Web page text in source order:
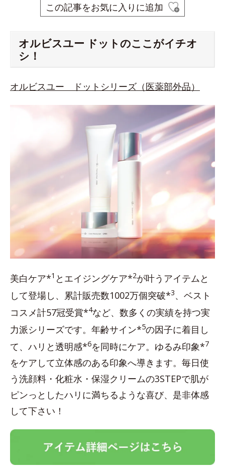
この記事をお気に入りに追加
オルビスユー ドットのここがイチオ
シ！
オルビスユー ドットシリーズ（医薬部外品）
美白ケア*1 とエイジングケア*2が叶うアイテムと
して登場し、累計販売数1002万個突破*3、ベスト
コスメ計57冠受賞*4など、数多くの実績を持つ実
力派シリーズです。年齢サイン*5の因子に着目し
て、ハリと透明感*6を同時にケア。ゆるみ印象*7
をケアして立体感のある印象へ導きます。毎日使
う洗顔料・化粧水・保湿クリームの3STEPで肌が
ピンっとしたハリに満ちるような喜び、是非体感
して下さい！